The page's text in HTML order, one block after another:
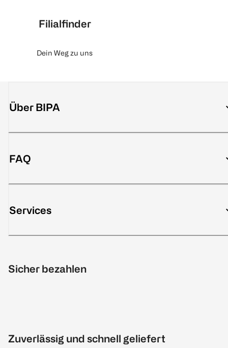
Filialfinder
Dein Weg zu uns
Über BIPA
FAQ
Services
Sicher bezahlen
Zuverlässig und schnell geliefert